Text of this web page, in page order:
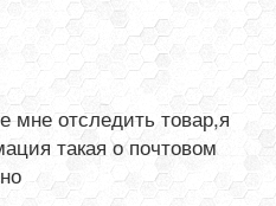
мне отследить товар,я
такая о почтовом